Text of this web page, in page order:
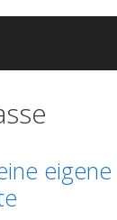
eigene